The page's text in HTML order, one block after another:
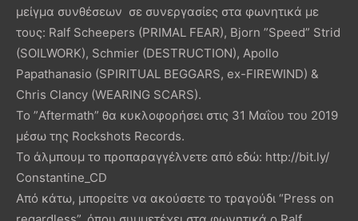
μείγμα συνθέσεων σε συνεργασίες στα φωνητικά με
τους: Ralf Scheepers (PRIMAL FEAR), Bjorn ”Speed” Strid
(SOILWORK), Schmier (DESTRUCTION), Apollo
Papathanasio (SPIRITUAL BEGGARS, ex-FIREWIND) &
Chris Clancy (WEARING SCARS).
Το ”Aftermath” θα κυκλοφορήσει στις 31 Μαΐου του 2019
μέσω της Rockshots Records.
Το άλμπουμ το προπαραγγέλνετε από εδώ: http://bit.ly/
Constantine_CD
Από κάτω, μπορείτε να ακούσετε το τραγούδι “Press on